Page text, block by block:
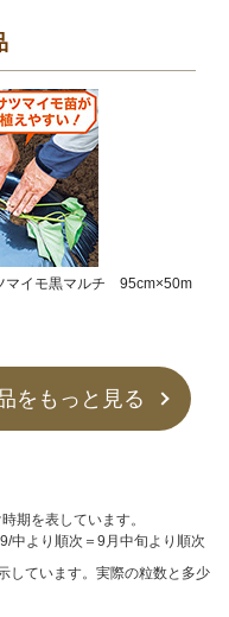
イモ黒マルチ 95cm×50m
をもっと見る
期を表しています。
より順次＝9月中旬より順次
しています。実際の粒数と多少